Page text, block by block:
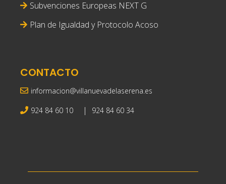
Subvenciones Europeas NEXT G
Plan de Igualdad y Protocolo Acoso
CONTACTO
informacion@villanuevadelaserena.es
924 84 60 10 | 924 84 60 34